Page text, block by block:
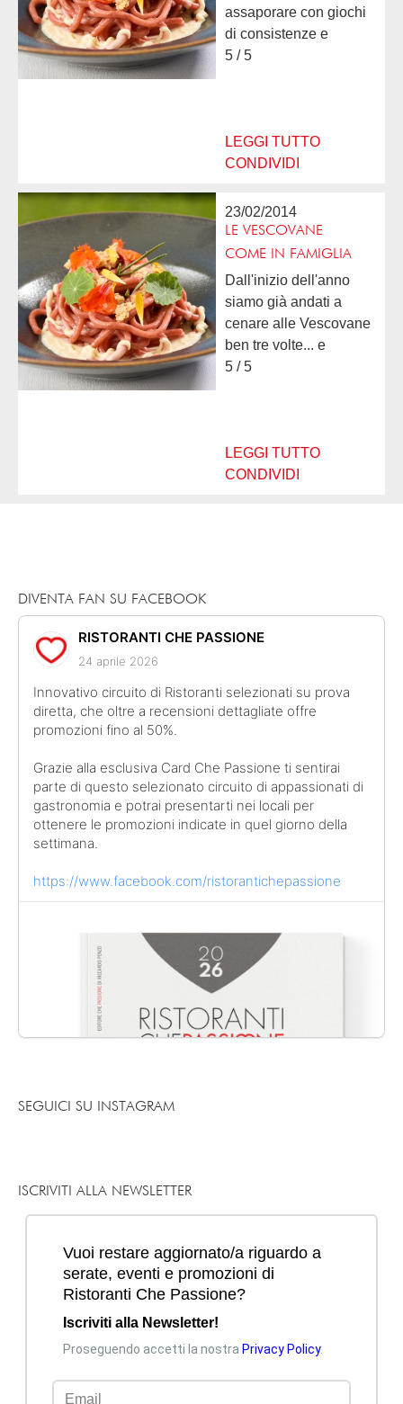
assaporare con giochi
di consistenze e
abbinamenti; molto
complimenti allo chef
Davide....
5 / 5
LEGGI TUTTO
CONDIVIDI
23/02/2014
LE VESCOVANE
COME IN FAMIGLIA
Dall'inizio dell'anno
siamo già andati a
cenare alle Vescovane
ben tre volte... e
sicuramente ci
presentazione che
nella...
5 / 5
LEGGI TUTTO
CONDIVIDI
DIVENTA FAN SU FACEBOOK
RISTORANTI CHE PASSIONE
24 aprile 2026
Innovativo circuito di Ristoranti selezionati su prova
diretta, che oltre a recensioni dettagliate offre
promozioni fino al 50%.
Grazie alla esclusiva Card Che Passione ti sentirai
parte di questo selezionato circuito di appassionati di
gastronomia e potrai presentarti nei locali per
ottenere le promozioni indicate in quel giorno della
settimana.
https://www.facebook.com/ristorantichepassione
Mi piace
SEGUICI SU INSTAGRAM
ISCRIVITI ALLA NEWSLETTER